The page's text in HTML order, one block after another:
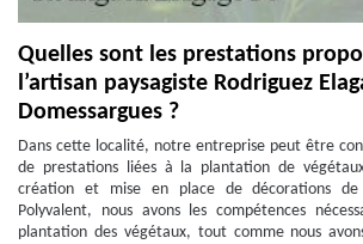
Quelles sont les prestations
l’artisan paysagiste Rodriguez
Domessargues ?
Dans cette localité, notre entreprise peut être
de prestations liées à la plantation de
création et mise en place de décorations de
Polyvalent, nous avons les compétences
plantation des végétaux, tout comme nous